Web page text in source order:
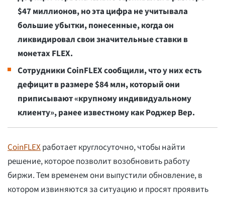
$47 миллионов, но эта цифра не учитывала
большие убытки, понесенные, когда он
ликвидировал свои значительные ставки в
монетах FLEX.
Сотрудники CoinFLEX сообщили, что у них есть
дефицит в размере $84 млн, который они
приписывают «крупному индивидуальному
клиенту», ранее известному как Роджер Вер.
CoinFLEXработает круглосуточно, чтобы найти
решение, которое позволит возобновить работу
биржи. Тем временем они выпустили обновление, в
котором извиняются за ситуацию и просят проявить